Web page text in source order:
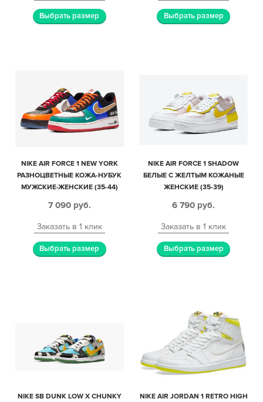
Выбрать размер Выбрать размер
NIKE AIR FORCE 1 NEW YORK
РАЗНОЦВЕТНЫЕ КОЖА-НУБУК
МУЖСКИЕ-ЖЕНСКИЕ (35-44)
7 090 руб.
Заказать в 1 клик
Выбрать размер
NIKE AIR FORCE 1 SHADOW
БЕЛЫЕ С ЖЕЛТЫМ КОЖАНЫЕ
ЖЕНСКИЕ (35-39)
6 790 руб.
Заказать в 1 клик
Выбрать размер
NIKE SB DUNK LOW X CHUNKY
NIKE AIR JORDAN 1 RETRO HIGH